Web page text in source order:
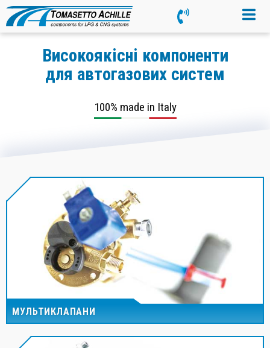
Високоякісні компоненти
для автогазових систем
100% made in Italy
МУЛЬТИКЛАПАНИ